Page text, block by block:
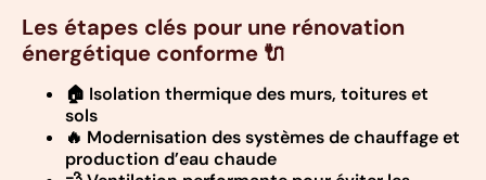
Les étapes clés pour une rénovation
énergétique conforme 🔌
🏠 Isolation thermique des murs, toitures et
sols
🔥 Modernisation des systèmes de chauffage et
production d’eau chaude